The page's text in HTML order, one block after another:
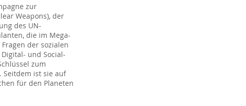
zur
Weapons), der
des UN-
die im Mega-
der sozialen
und Social-
zum
Seitdem ist sie auf
für den Planeten